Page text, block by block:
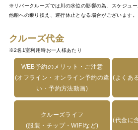
※リバークルーズでは川の水位の影響の為、スケジュー
他船への乗り換え、運行休止となる場合がございます。
クルーズ代金
※2名1室利用時お一人様あたり
WEB予約のメリット・ご注意
(オフライン・オンライン予約の違
い・予約方法動画)
(よくあ
クルーズライフ
(服装・チップ・WIFIなど)
(代金に